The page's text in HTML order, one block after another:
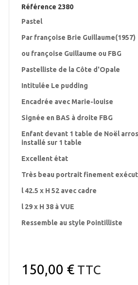
Référence 2380
Pastel
Par françoise Brie Guillaume(1957)
ou françoise Guillaume ou FBG
Pastelliste de la Côte d'Opale
Intitulée Le pudding
Encadrée avec Marie-louise
Signée en BAS à droite FBG
Enfant devant 1 table de Noël
installé sur 1 table
Excellent état
Très beau portrait finement
l 42.5 x H 52 avec cadre
l 29 x H 38 à VUE
Ressemble au style Pointilliste
150,00 €TTC